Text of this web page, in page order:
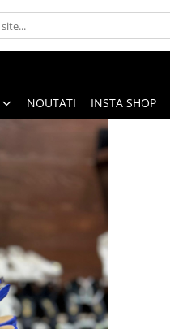
NOUTATI INSTA SHOP